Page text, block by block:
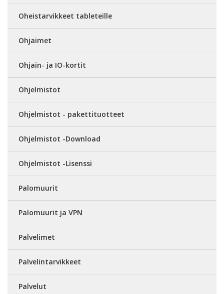
Oheistarvikkeet tableteille
Ohjaimet
Ohjain- ja IO-kortit
Ohjelmistot
Ohjelmistot - pakettituotteet
Ohjelmistot -Download
Ohjelmistot -Lisenssi
Palomuurit
Palomuurit ja VPN
Palvelimet
Palvelintarvikkeet
Palvelut